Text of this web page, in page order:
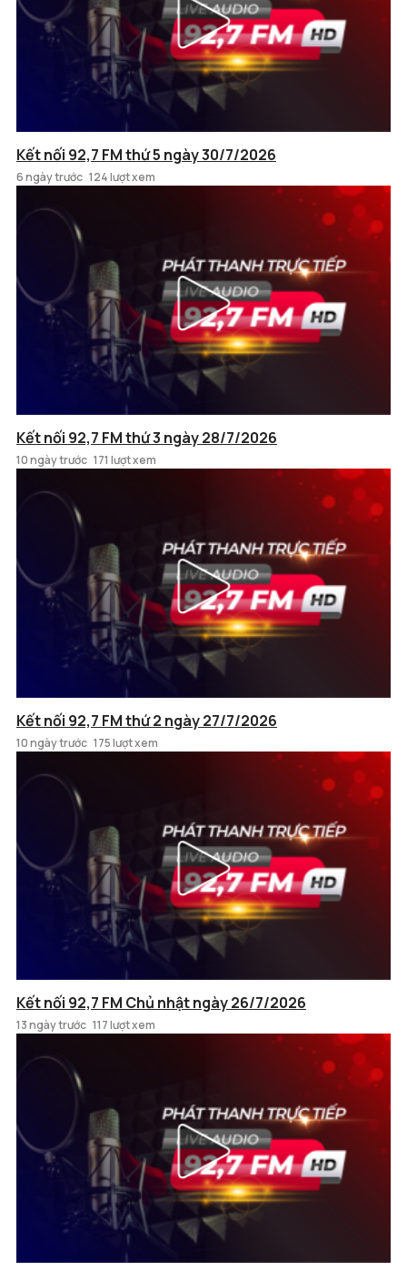
Kết nối 92,7 FM thứ 5 ngày 30/7/2026
6 ngày trước 124 lượt xem
Kết nối 92,7 FM thứ 3 ngày 28/7/2026
10 ngày trước 171 lượt xem
Kết nối 92,7 FM thứ 2 ngày 27/7/2026
10 ngày trước 175 lượt xem
Kết nối 92,7 FM Chủ nhật ngày 26/7/2026
13 ngày trước 117 lượt xem